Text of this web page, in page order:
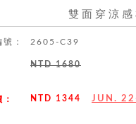
雙面穿涼
： 2605-C39
NTD 1680
NTD 1344 JUN.